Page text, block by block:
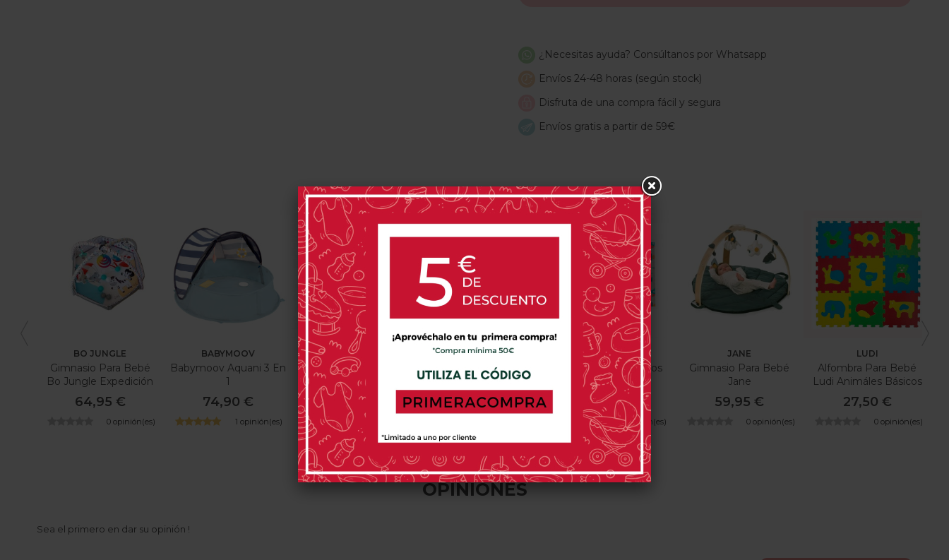
¿Necesitas ayuda? Consúltanos por Whatsapp
Envíos 24-48 horas (según stock)
Disfruta de una compra fácil y segura
Envíos gratis a partir de 59€
PRODUCTOS RELACIONADOS
BO JUNGLE
Gimnasio Para Bebé
Bo Jungle Expedición
Medianoche
64,95 €
0 opinión(es)
BABYMOOV
Babymoov Aquani 3 En
1
74,90 €
1 opinión(es)
DONE BY DEER
Manta De Actividades
Done By Deer Sea
Friends
142,95 €
CHICCO
Alfombra Chicco
Amigos Del Bosque
XXL
34,99 €
OLMITOS
Alfombra De Juegos
Olmitos
39,95 €
0 opinión(es)
JANE
Gimnasio Para Bebé
Jane
59,95 €
0 opinión(es)
LUDI
Alfombra Para Bebé
Ludi Animáles Básicos
27,50 €
0 opinión(es)
OPINIONES
Sea el primero en dar su opinión !